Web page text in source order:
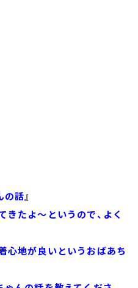
話』
きたよ～というので、よく
心地が良いというおばあち